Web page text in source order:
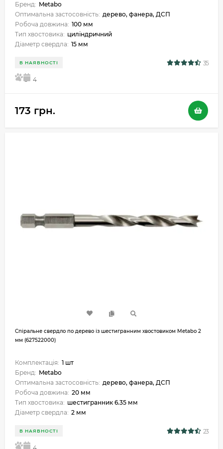
Бренд: Metabo
Оптимальна застосовність: дерево, фанера, ДСП
Робоча довжина: 100 мм
Тип хвостовика: циліндричний
Діаметр свердла: 15 мм
В НАЯВНОСТІ 35
5 4
173 грн.
Спіральне свердло по дерево із шестигранним хвостовиком Metabo 2
мм (627522000)
Комплектація: 1 шт
Бренд: Metabo
Оптимальна застосовність: дерево, фанера, ДСП
Робоча довжина: 20 мм
Тип хвостовика: шестигранник 6.35 мм
Діаметр свердла: 2 мм
В НАЯВНОСТІ 23